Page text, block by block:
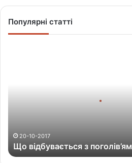
Популярні статті
т
20-10-2017
Що відбувається з